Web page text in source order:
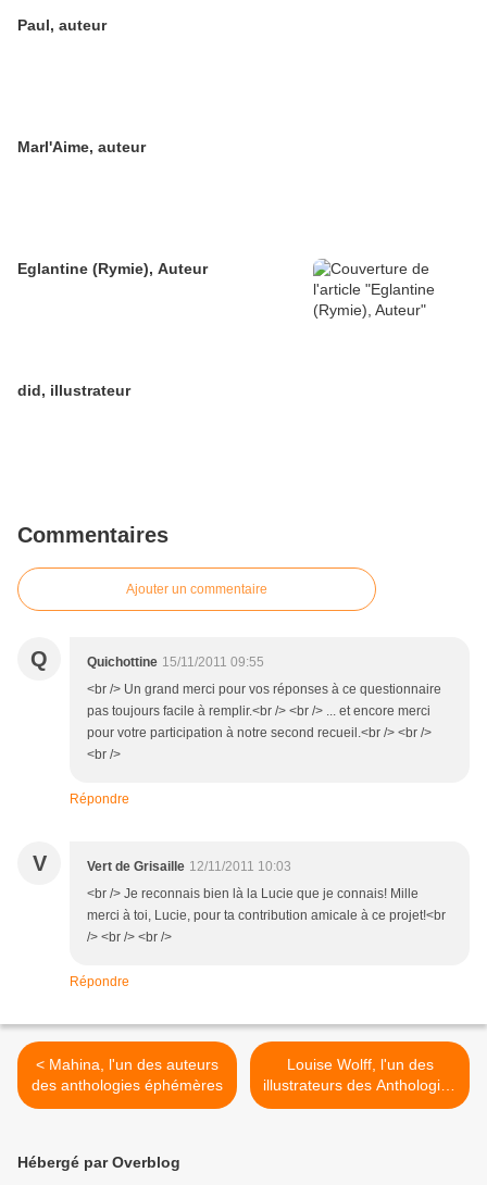
Paul, auteur
Marl'Aime, auteur
Eglantine (Rymie), Auteur
did, illustrateur
Commentaires
Ajouter un commentaire
Q Quichottine 15/11/2011 09:55
<br /> Un grand merci pour vos réponses à ce questionnaire
pas toujours facile à remplir.<br /> <br /> ... et encore merci
pour votre participation à notre second recueil.<br /> <br />
<br />
Répondre
V Vert de Grisaille 12/11/2011 10:03
<br /> Je reconnais bien là la Lucie que je connais! Mille
merci à toi, Lucie, pour ta contribution amicale à ce projet!<br
/> <br /> <br />
Répondre
< Mahina, l'un des auteurs
des anthologies éphémères
Louise Wolff, l'un des
illustrateurs des Anthologies
éphémères >
Hébergé par Overblog